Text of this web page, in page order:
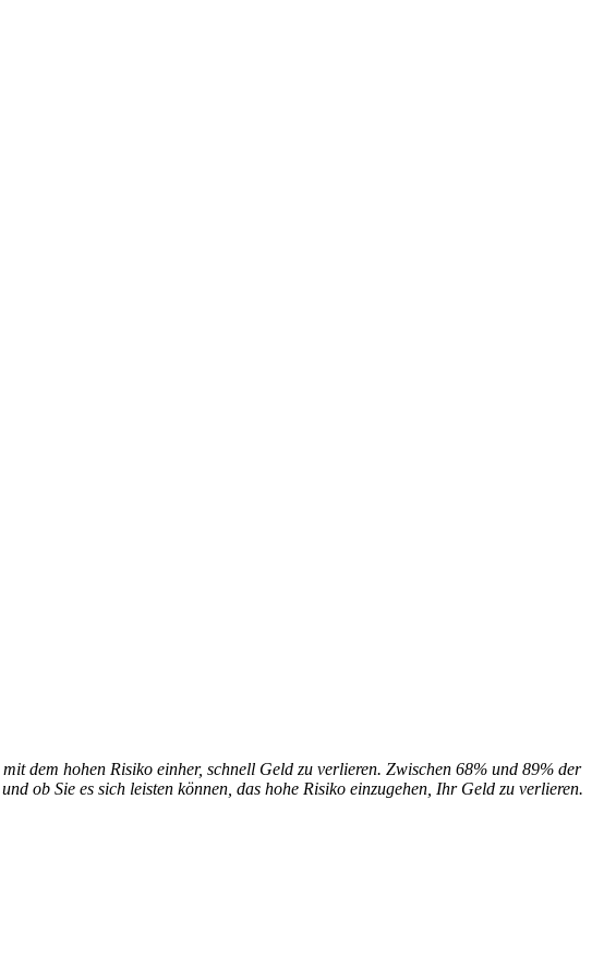
dem hohen Risiko einher, schnell Geld zu verlieren. Zwischen 68% und 89% der
ob Sie es sich leisten können, das hohe Risiko einzugehen, Ihr Geld zu verlieren.